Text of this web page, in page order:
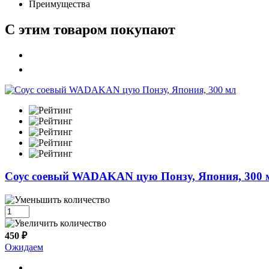
Преимущества
С этим товаром покупают
Соус соевый WADAKAN цую Понзу, Япония, 300
450 ₽
Ожидаем